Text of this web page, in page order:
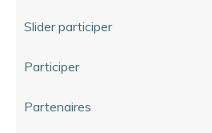
Slider participer
Participer
Partenaires